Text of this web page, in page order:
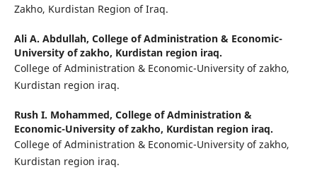
Zakho, Kurdistan Region of Iraq.
Ali A. Abdullah, College of Administration & Economic-
University of zakho, Kurdistan region iraq.
College of Administration & Economic-University of zakho,
Kurdistan region iraq.
Rush I. Mohammed, College of Administration &
Economic-University of zakho, Kurdistan region iraq.
College of Administration & Economic-University of zakho,
Kurdistan region iraq.